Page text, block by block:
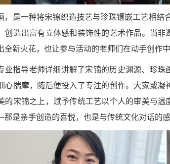
，是一种将宋锦织造技艺与珍珠镶嵌工艺相结
创造出富有立体感和装饰性的艺术作品。当
全新火花，也让参与活动的老师们在动手创作
业指导老师详细讲解了宋锦的历史渊源、珍
心揣摩，随后便投入了专注的创作。大家或
的宋锦之上，赋予传统工艺以个人的审美与
是亲手创造的喜悦，也是与传统文化对话的感